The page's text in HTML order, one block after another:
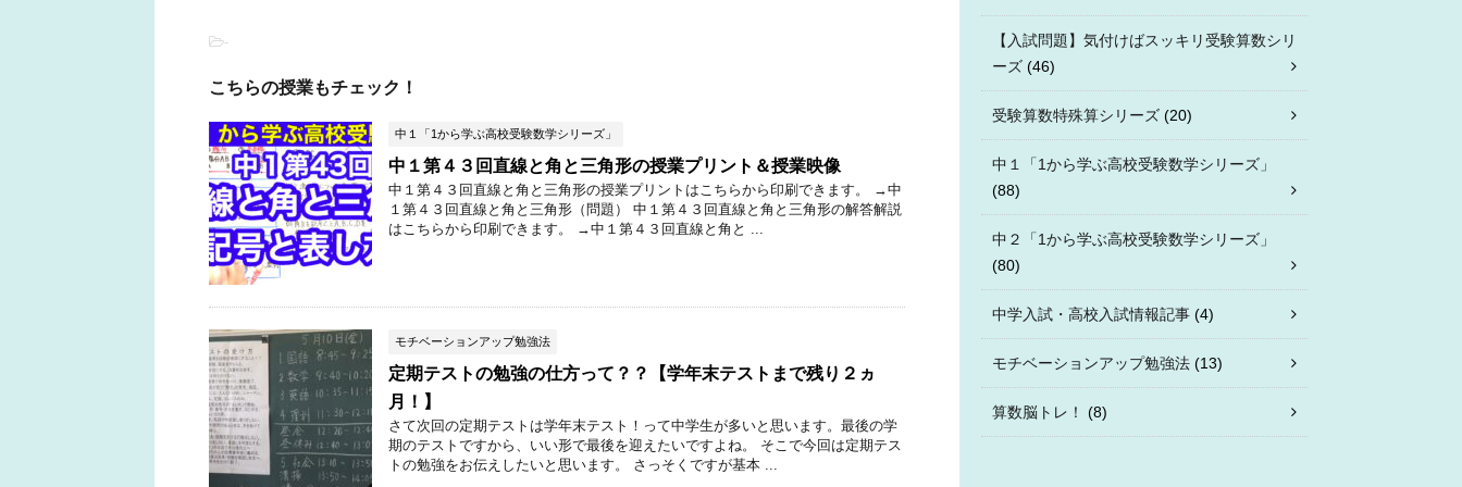
-
こちらの授業もチェック！
中１「1から学ぶ高校受験数学シリーズ」
中１第４３回直線と角と三角形の授業プリント＆授業映像
中１第４３回直線と角と三角形の授業プリントはこちらから印刷できます。 →中
１第４３回直線と角と三角形（問題） 中１第４３回直線と角と三角形の解答解説
はこちらから印刷できます。 →中１第４３回直線と角と ...
モチベーションアップ勉強法
定期テストの勉強の仕方って？？【学年末テストまで残り２ヵ
月！】
さて次回の定期テストは学年末テスト！って中学生が多いと思います。最後の学
期のテストですから、いい形で最後を迎えたいですよね。 そこで今回は定期テス
トの勉強をお伝えしたいと思います。 さっそくですが基本 ...
【入試問題】気付けばスッキリ受験算数シリ
ーズ (46)
受験算数特殊算シリーズ (20)
中１「1から学ぶ高校受験数学シリーズ」
(88)
中２「1から学ぶ高校受験数学シリーズ」
(80)
中学入試・高校入試情報記事 (4)
モチベーションアップ勉強法 (13)
算数脳トレ！ (8)